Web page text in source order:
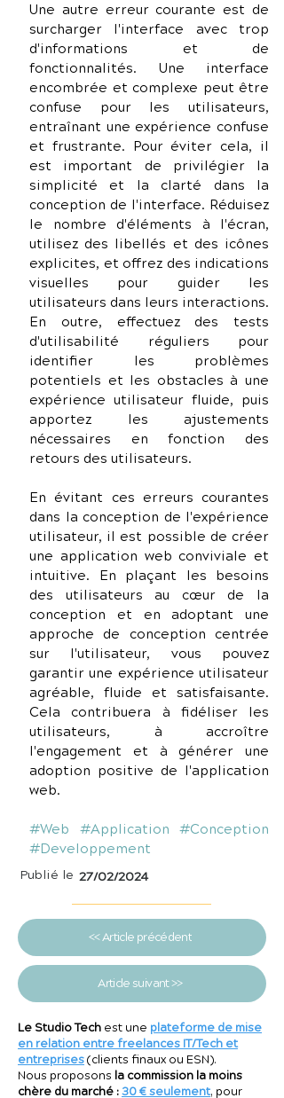
Une autre erreur courante est de
surcharger l'interface avec trop
d'informations et de
fonctionnalités. Une interface
encombrée et complexe peut être
confuse pour les utilisateurs,
entraînant une expérience confuse
et frustrante. Pour éviter cela, il
est important de privilégier la
simplicité et la clarté dans la
conception de l'interface. Réduisez
le nombre d'éléments à l'écran,
utilisez des libellés et des icônes
explicites, et offrez des indications
visuelles pour guider les
utilisateurs dans leurs interactions.
En outre, effectuez des tests
d'utilisabilité réguliers pour
identifier les problèmes
potentiels et les obstacles à une
expérience utilisateur fluide, puis
apportez les ajustements
nécessaires en fonction des
retours des utilisateurs.
En évitant ces erreurs courantes
dans la conception de l'expérience
utilisateur, il est possible de créer
une application web conviviale et
intuitive. En plaçant les besoins
des utilisateurs au cœur de la
conception et en adoptant une
approche de conception centrée
sur l'utilisateur, vous pouvez
garantir une expérience utilisateur
agréable, fluide et satisfaisante.
Cela contribuera à fidéliser les
utilisateurs, à accroître
l'engagement et à générer une
adoption positive de l'application
web.
#Web #Application #Conception
#Developpement
Publié le 27/02/2024
<< Article précédent
Article suivant >>
Le Studio Tech est une plateforme de mise
en relation entre freelances IT/Tech et
entreprises(clients finaux ou ESN).
Nous proposons la commission la moins
chère du marché :30 € seulement, pour